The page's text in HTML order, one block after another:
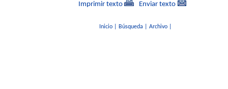
Imprimir texto Enviar texto
Inicio| Búsqueda Archivo|